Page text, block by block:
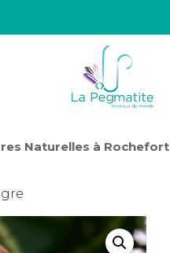
Naturelles à Rochefort